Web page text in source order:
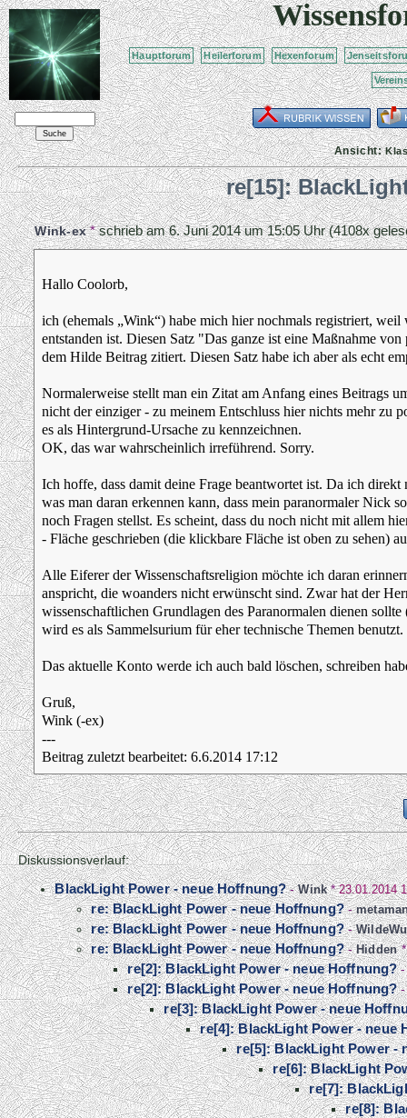
Hauptforum Heilerforum Hexenforum
Ansicht:
re[15]:
Wink-ex*schrieb am6. Juni 2014 um 15:05 Uhr(4108x
Hallo Coolorb,
ich (ehemals „Wink“) habe mich hier nochmals registriert,
entstanden ist. Diesen Satz "Das ganze ist eine Maßnahme
dem Hilde Beitrag zitiert. Diesen Satz habe ich aber als echt
Normalerweise stellt man ein Zitat am Anfang eines Beitrags
nicht der einziger - zu meinem Entschluss hier nichts mehr zu
es als Hintergrund-Ursache zu kennzeichnen.
OK, das war wahrscheinlich irreführend. Sorry.
Ich hoffe, dass damit deine Frage beantwortet ist. Da ich
was man daran erkennen kann, dass mein paranormaler Nick
noch Fragen stellst. Es scheint, dass du noch nicht mit allem
- Fläche geschrieben (die klickbare Fläche ist oben zu sehen)
Alle Eiferer der Wissenschaftsreligion möchte ich daran
anspricht, die woanders nicht erwünscht sind. Zwar hat der
wissenschaftlichen Grundlagen des Paranormalen dienen
wird es als Sammelsurium für eher technische Themen benutzt.
Das aktuelle Konto werde ich auch bald löschen, schreiben
Gruß,
Wink (-ex)
---
Beitrag zuletzt bearbeitet: 6.6.2014 17:12
Diskussionsverlauf:
BlackLight Power - neue Hoffnung?-Wink*23.01.2014
re: BlackLight Power - neue Hoffnung?-
re: BlackLight Power - neue Hoffnung?-
re: BlackLight Power - neue Hoffnung?-Hidden
re[2]: BlackLight Power - neue Hoffnung?
re[2]: BlackLight Power - neue Hoffnung?
re[3]: BlackLight Power - neue
re[4]: BlackLight Power - neue
re[5]: BlackLight Power -
re[6]: BlackLight
re[7]:
re[8]: